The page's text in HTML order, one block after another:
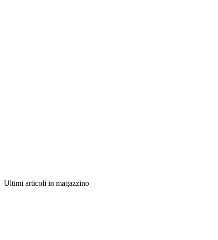
Ultimi articoli in magazzino